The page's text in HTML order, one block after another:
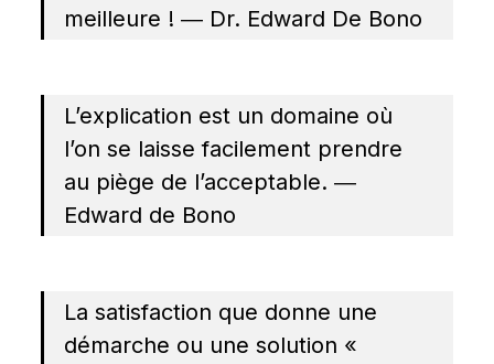
meilleure ! ― Dr. Edward De Bono
L’explication est un domaine où
l’on se laisse facilement prendre
au piège de l’acceptable. ―
Edward de Bono
La satisfaction que donne une
démarche ou une solution «